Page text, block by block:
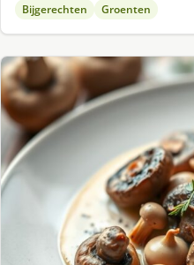
Bijgerechten Groenten